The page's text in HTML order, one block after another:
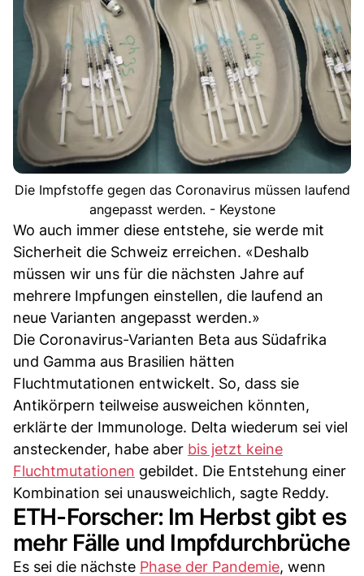
Die Impfstoffe gegen das Coronavirus müssen laufend
angepasst werden. - Keystone
Wo auch immer diese entstehe, sie werde mit
Sicherheit die Schweiz erreichen. «Deshalb
müssen wir uns für die nächsten Jahre auf
mehrere Impfungen einstellen, die laufend an
neue Varianten angepasst werden.»
Die Coronavirus-Varianten Beta aus Südafrika
und Gamma aus Brasilien hätten
Fluchtmutationen entwickelt. So, dass sie
Antikörpern teilweise ausweichen könnten,
erklärte der Immunologe. Delta wiederum sei viel
ansteckender, habe aber bis jetzt keine
Fluchtmutationen gebildet. Die Entstehung einer
Kombination sei unausweichlich, sagte Reddy.
ETH-Forscher: Im Herbst gibt es
mehr Fälle und Impfdurchbrüche
Es sei die nächste Phase der Pandemie, wenn